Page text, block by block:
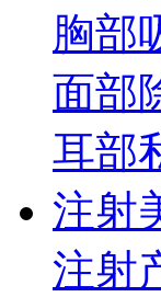
胸部
面部
耳部
注射
注射